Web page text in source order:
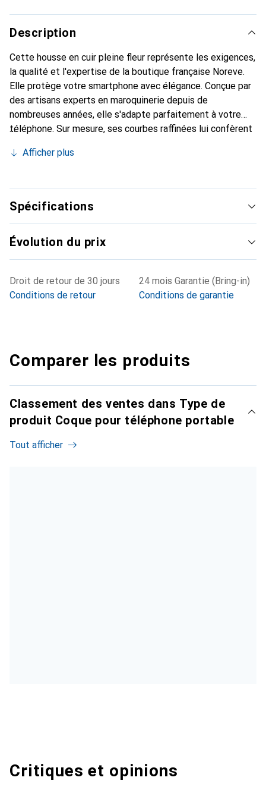
Description
Cette housse en cuir pleine fleur représente les exigences,
la qualité et l'expertise de la boutique française Noreve.
Elle protège votre smartphone avec élégance. Conçue par
des artisans experts en maroquinerie depuis de
nombreuses années, elle s'adapte parfaitement à votre
téléphone. Sur mesure, ses courbes raffinées lui confèrent
et indispensable pour votre smartphone. Reconnaître
marque Noreve est un choix sûr pour une clientèle
exigeante.
Afficher plus
Spécifications
Évolution du prix
Droit de retour de 30 jours
Conditions de retour
24 mois Garantie (Bring-in)
Conditions de garantie
Comparer les produits
Classement des ventes dans Type de
produit Coque pour téléphone portable
Tout afficher
Critiques et opinions